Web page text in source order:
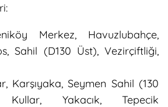
Merkez, Havuzlubahçe,
Sahil (D130 Üst), Vezirçiftliği,
Karşıyaka, Seymen Sahil (130
Yakacık, Tepecik